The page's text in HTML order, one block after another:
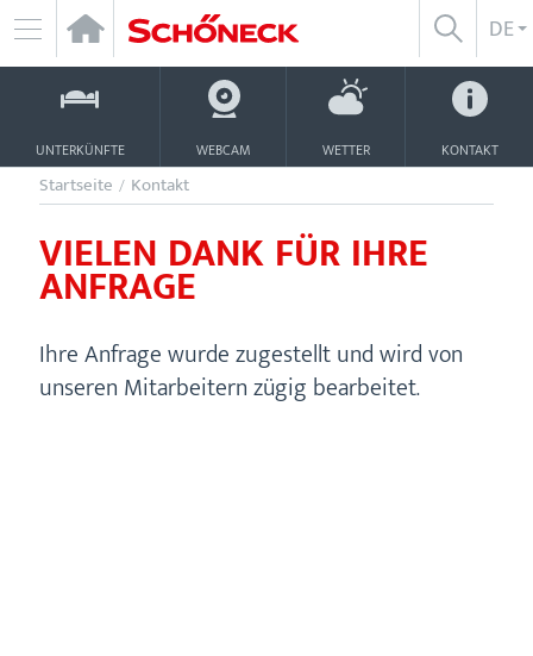
Zum
InhaltNAVIGATION
ÖFFNEN
SUCHE
DE
UNTERKÜNFTE WEBCAM WETTER KONTAKT
Startseite / Kontakt
VIELEN DANK FÜR IHRE
ANFRAGE
Ihre Anfrage wurde zugestellt und wird von
unseren Mitarbeitern zügig bearbeitet.